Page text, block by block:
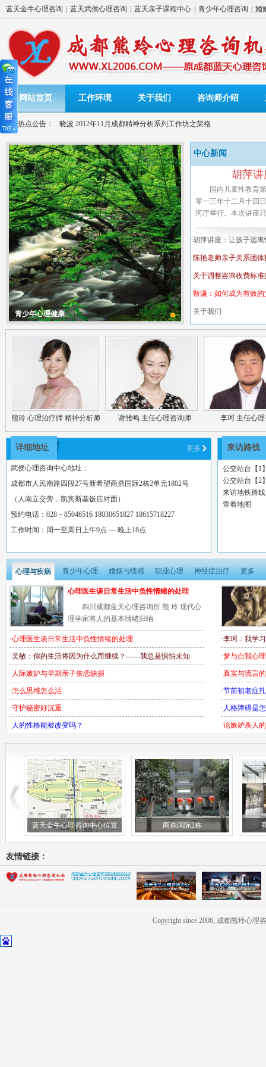
蓝天金牛心理咨询 蓝天武侯心理咨询 蓝天亲子课程中心 青少年心理咨询 婚
网站首页 工作环境 关于我们 咨询师介绍
热点公告：
组招募 苏晓波 2012年11月成都精神分析系列工作坊之荣格
督导小组招募 苏晓波 2012年11月成都精神分析系列工作坊之荣格
析系列工作坊之荣格
苏晓波 2012年11月成都精神分析系列工作坊之荣格
11月成都精神分析系列工作坊之荣格
苏晓波 2012年11月成都精神分析系列工作坊之荣格
青少年心理健康
中心新闻
胡萍
国内儿童性教育
零一三年十二月十四
河厅举行。本次讲座
·胡萍讲座：让孩子远
·陈艳老师亲子关系团体
·关于调整咨询收费标准
·靳谦：如何成为有效的
·关于我们
·六一节钜献，顶级亲
熊玲 心理治疗师 精神分析师 谢雏鸣 主任心理咨询师 李珂 主任心理咨
详细地址 更多
武侯心理咨询中心地址：
成都市人民南路四段27号新希望商鼎国际2栋2单元1802号
（人南立交旁，凯宾斯基饭店对面）
预约电话：028－85046516 18030651827 18615718227
工作时间：周一至周日上午9点 — 晚上18点
来访路线
公交站台【1
公交站台【2
来访地铁路
查看地图
心理与疾病 青少年心理 婚姻与情感 职业心理 神经症治疗 更多
心理医生谈日常生活中负性情绪的处理
四川成都蓝天心理咨询所 熊 玲 现代心
理学家将人的基本情绪归纳
·心理医生谈日常生活中负性情绪的处理 ·李珂：我学
·吴敏：你的生活将因为什么而继续？——我总是惧怕未知 ·梦与自我心
· 人际嫉妒与早期亲子依恋缺损 ·真实与谎言
·怎么思维怎么活 ·节前初老症
·守护秘密好沉重 · 人格障碍是
· 人的性格能被改变吗？ ·论嫉妒杀人
·感悟四季与心理障碍
蓝天金牛心理咨询中心位置 商鼎国际2栋
友情链接：
Copyright since 2006, 成都熊玲心理